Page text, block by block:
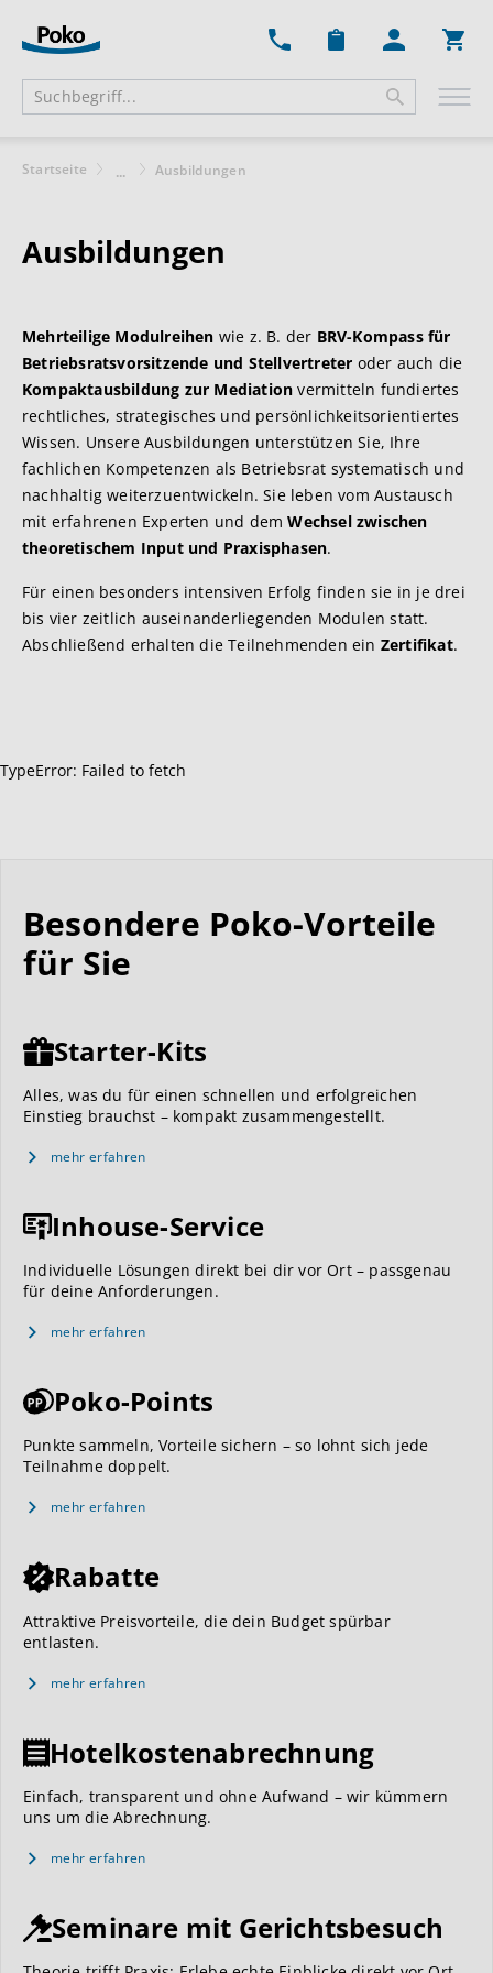
Startseite ... Ausbildungen
Ausbildungen
Mehrteilige Modulreihen wie z. B. der BRV-Kompass für
Betriebsratsvorsitzende und Stellvertreter oder auch die
Kompaktausbildung zur Mediation vermitteln fundiertes
rechtliches, strategisches und persönlichkeitsorientiertes
Wissen. Unsere Ausbildungen unterstützen Sie, Ihre
fachlichen Kompetenzen als Betriebsrat systematisch und
nachhaltig weiterzuentwickeln. Sie leben vom Austausch
mit erfahrenen Experten und demWechsel zwischen
theoretischem Input und Praxisphasen.
Für einen besonders intensiven Erfolg finden sie in je drei
bis vier zeitlich auseinanderliegenden Modulen statt.
Abschließend erhalten die Teilnehmenden ein Zertifikat.
TypeError: Failed to fetch
Besondere Poko-Vorteile
für Sie
Starter-Kits
Alles, was du für einen schnellen und erfolgreichen
Einstieg brauchst – kompakt zusammengestellt.
mehr erfahren
Inhouse-Service
Individuelle Lösungen direkt bei dir vor Ort – passgenau
für deine Anforderungen.
mehr erfahren
Poko-Points
Punkte sammeln, Vorteile sichern – so lohnt sich jede
Teilnahme doppelt.
mehr erfahren
Rabatte
Attraktive Preisvorteile, die dein Budget spürbar
entlasten.
mehr erfahren
Hotelkostenabrechnung
Einfach, transparent und ohne Aufwand – wir kümmern
uns um die Abrechnung.
mehr erfahren
Seminare mit Gerichtsbesuch